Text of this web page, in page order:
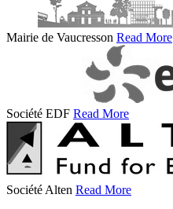
Mairie de Vaucresson Read More
Société EDF Read More
Société Alten Read More